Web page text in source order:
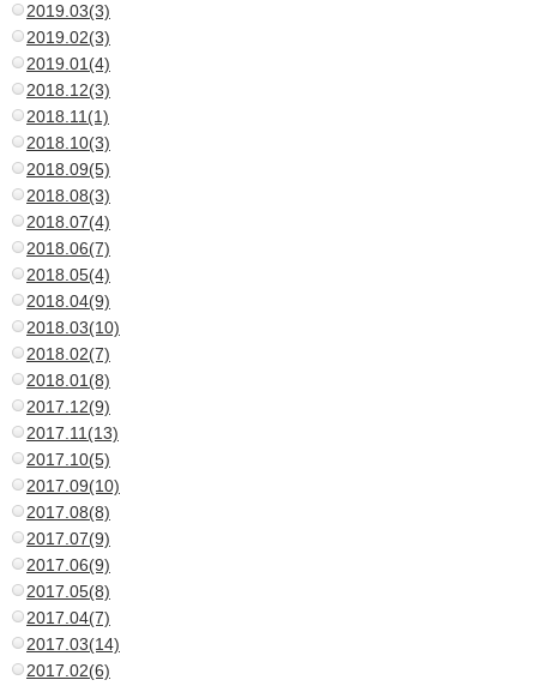
2019.03(3)
2019.02(3)
2019.01(4)
2018.12(3)
2018.11(1)
2018.10(3)
2018.09(5)
2018.08(3)
2018.07(4)
2018.06(7)
2018.05(4)
2018.04(9)
2018.03(10)
2018.02(7)
2018.01(8)
2017.12(9)
2017.11(13)
2017.10(5)
2017.09(10)
2017.08(8)
2017.07(9)
2017.06(9)
2017.05(8)
2017.04(7)
2017.03(14)
2017.02(6)